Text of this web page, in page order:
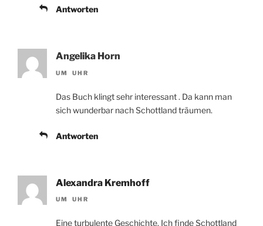
Antworten
Angelika Horn
UM UHR
Das Buch klingt sehr interessant . Da kann man
sich wunderbar nach Schottland träumen.
Antworten
Alexandra Kremhoff
UM UHR
Eine turbulente Geschichte. Ich finde Schottland